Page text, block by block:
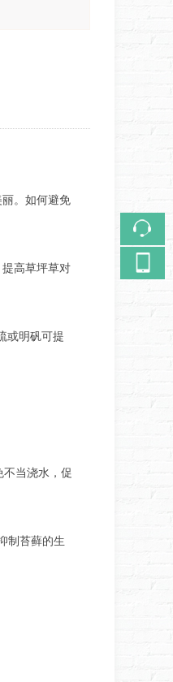
。如何避免
高草坪草对
或明矾可提
当浇水，促
制苔藓的生